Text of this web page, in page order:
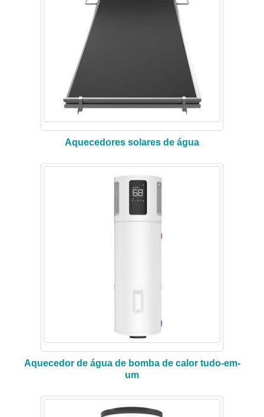
Aquecedores solares de água
Aquecedor de água de bomba de calor tudo-em-
um